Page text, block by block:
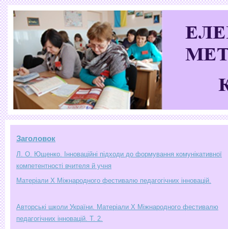
Заголовок
Л. О. Ющенко. Інноваційні підходи до формування комунікативної
компетентності вчителя й учня
Матеріали Х Міжнародного фестивалю педагогічних інновацій.
Авторські школи України. Матеріали Х Міжнародного фестивалю
педагогічних інновацій. Т. 2.